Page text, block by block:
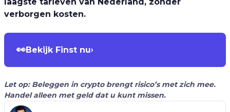
verborgen kosten.
👀Bekijk Finst nu›
Let op: Beleggen in crypto brengt risico’s met zich mee.
Handel alleen met geld dat u kunt missen.